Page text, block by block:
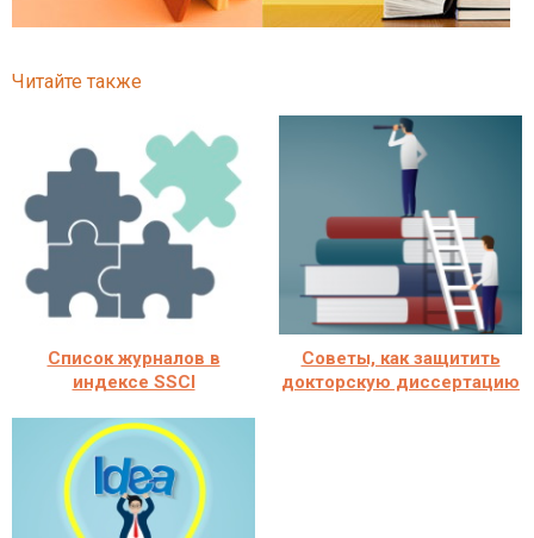
Читайте также
Список журналов в
индексе SSCI
Советы, как защитить
докторскую диссертацию